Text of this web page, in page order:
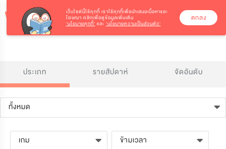
ประเภท รายสัปดาห์ จัดอันดับ
ทั้งหมด
เกม ข้ามเวลา
เว็บไซต์นี้ใช้คุกกี้ เราใช้คุกกี้เพื่อนำเสนอเนื้อหาและ
โฆษณา คลิกเพื่อดูข้อมูลเพิ่มเติม
‘นโยบายคุกกี้’ และ ‘นโยบายความเป็นส่วนตัว’
ตกลง